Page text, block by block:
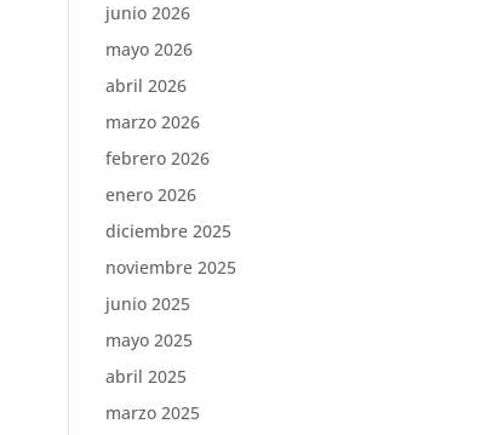
junio 2026
mayo 2026
abril 2026
marzo 2026
febrero 2026
enero 2026
diciembre 2025
noviembre 2025
junio 2025
mayo 2025
abril 2025
marzo 2025